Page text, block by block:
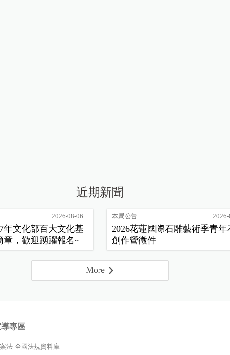
近期新聞
2026-08-06
年文化部百大文化基
章，歡迎踴躍報名~
本局公告 2026-
2026花蓮國際石雕藝術季青年
創作營徵件
More
導專區
法-全國法規資料庫